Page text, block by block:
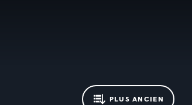
PLUS ANCIEN